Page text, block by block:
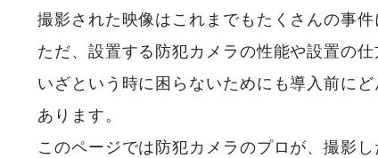
撮影された映像はこれまでもたくさんの事
ただ、設置する防犯カメラの性能や設置の
いざという時に困らないためにも導入前に
あります。
このページでは防犯カメラのプロが、撮影